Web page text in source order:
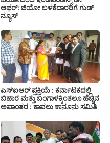
ಆಫರ್: ಜಿಯೋ ಬಳಕೆದಾರರಿಗೆ ಗುಡ್
ನ್ಯೂಸ್
ಎಸ್‍ಐಆರ್ ಪ್ರಕ್ರಿಯೆ : ಕರ್ನಾಟಕದಲ್ಲಿ
ಬಿಹಾರ ಮತ್ತು ಬಂಗಾಳಕ್ಕಿಂತಲೂ ಹೆಚ್ಚಿನ
ಅವಾಂತರ : ಕಾವಲು ಕಾನೂನು ಸಮಿತಿ